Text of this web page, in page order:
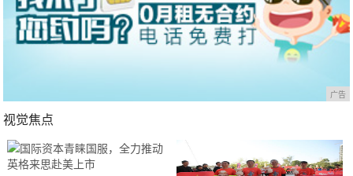
广告
视觉焦点